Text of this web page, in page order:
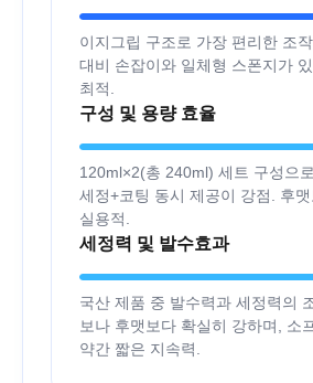
이지그립 구조로 가장 편리한 조
대비 손잡이와 일체형 스폰지가
최적.
구성 및 용량 효율
120ml×2(총 240ml) 세트 구성으
세정+코팅 동시 제공이 강점. 후
실용적.
세정력 및 발수효과
국산 제품 중 발수력과 세정력의
보나 후맷보다 확실히 강하며, 소
약간 짧은 지속력.